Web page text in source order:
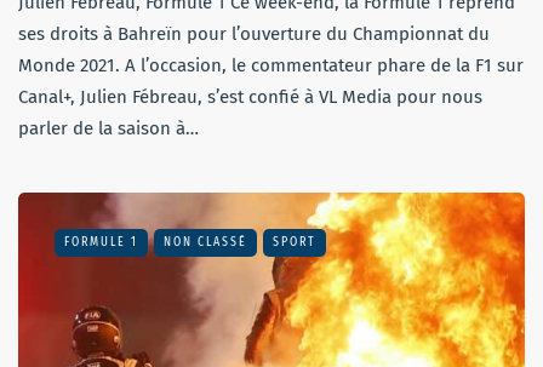
ses droits à Bahreïn pour l’ouverture du Championnat du
Monde 2021. A l’occasion, le commentateur phare de la F1 sur
Canal+, Julien Fébreau, s’est confié à VL Media pour nous
parler de la saison à…
FORMULE 1 NON CLASSÉ SPORT